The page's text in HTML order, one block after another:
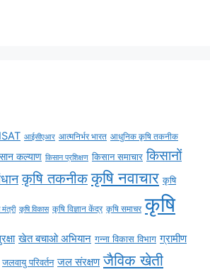
आईसीएआर आत्मनिर्भर भारत आधुनिक कृषि तकनीक
कल्याण किसान प्रशिक्षण किसान समाचार किसानों
कृषि तकनीक कृषि नवाचार कृषि
मंत्री कृषि विकास कृषि विज्ञान केंद्र कृषि समाचर कृषि
खेत बचाओ अभियान गन्ना विकास विभाग ग्रामीण
जलवायु परिवर्तन जल संरक्षण जैविक खेती